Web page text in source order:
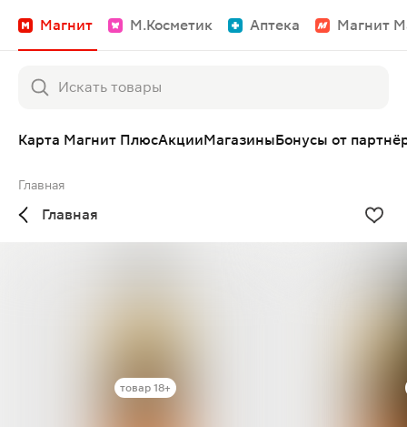
Магнит М.Косметик Аптека Магнит
Карта Магнит ПлюсАкцииМагазиныБонусы от
Главная
Главная
товар 18+